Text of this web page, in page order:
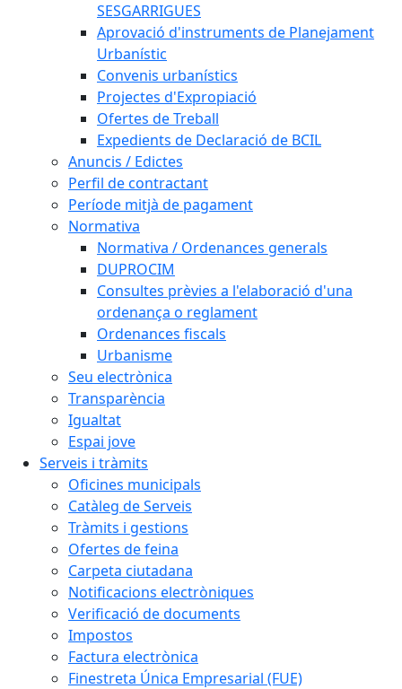
SESGARRIGUES
Aprovació d'instruments de Planejament
Urbanístic
Convenis urbanístics
Projectes d'Expropiació
Ofertes de Treball
Expedients de Declaració de BCIL
Anuncis / Edictes
Perfil de contractant
Període mitjà de pagament
Normativa
Normativa / Ordenances generals
DUPROCIM
Consultes prèvies a l'elaboració d'una
ordenança o reglament
Ordenances fiscals
Urbanisme
Seu electrònica
Transparència
Igualtat
Espai jove
Serveis i tràmits
Oficines municipals
Catàleg de Serveis
Tràmits i gestions
Ofertes de feina
Carpeta ciutadana
Notificacions electròniques
Verificació de documents
Impostos
Factura electrònica
Finestreta Única Empresarial (FUE)